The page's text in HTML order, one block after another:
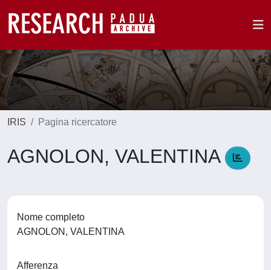
IRIS Pagina ricercatore
AGNOLON, VALENTINA
Nome completo
AGNOLON, VALENTINA
Afferenza